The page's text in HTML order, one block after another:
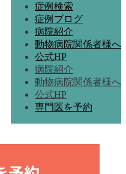
症例検索
症例ブログ
病院紹介
動物病院関係者様へ
公式HP
病院紹介
動物病院関係者様へ
公式HP
専門医を予約